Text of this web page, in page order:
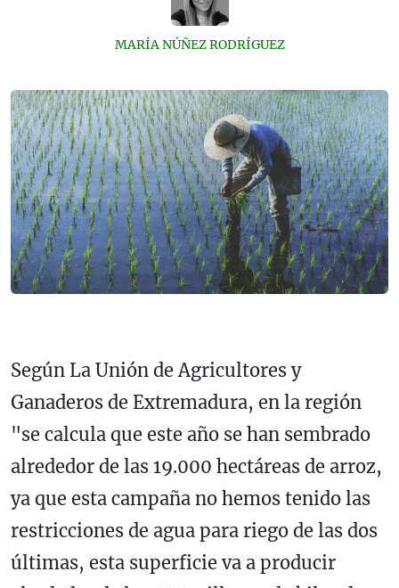
MARÍA NÚÑEZ RODRÍGUEZ
Según La Unión de Agricultores y
Ganaderos de Extremadura, en la región
"se calcula que este año se han sembrado
alrededor de las 19.000 hectáreas de arroz,
ya que esta campaña no hemos tenido las
restricciones de agua para riego de las dos
últimas, esta superficie va a producir